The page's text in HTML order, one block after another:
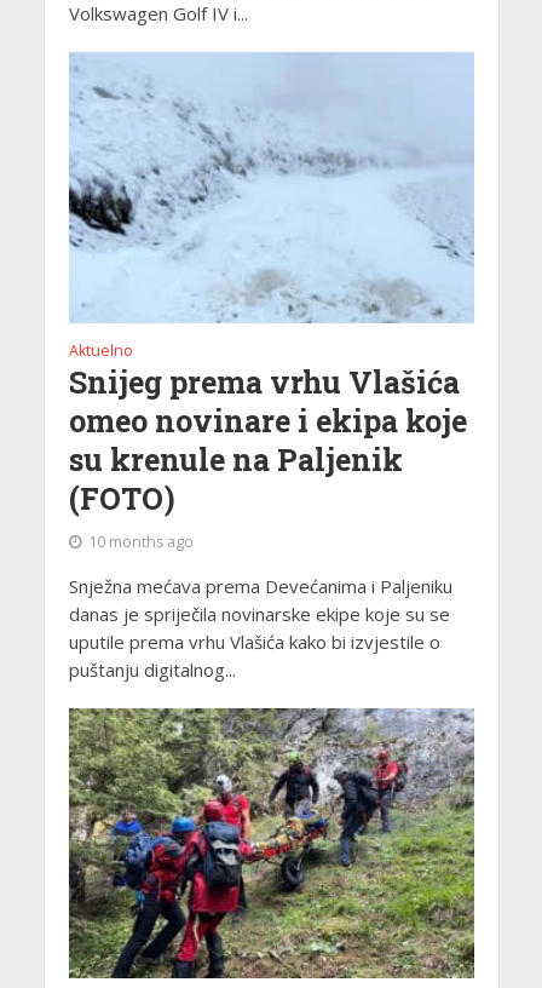
Volkswagen Golf IV i...
Aktuelno
Snijeg prema vrhu Vlašića
omeo novinare i ekipa koje
su krenule na Paljenik
(FOTO)
10 months ago
Snježna mećava prema Devećanima i Paljeniku
danas je spriječila novinarske ekipe koje su se
uputile prema vrhu Vlašića kako bi izvjestile o
puštanju digitalnog...